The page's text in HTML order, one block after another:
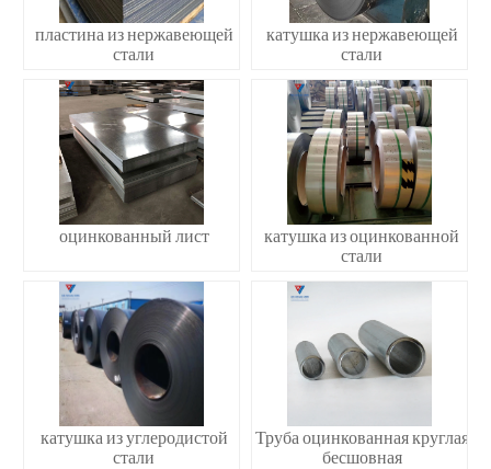
пластина из нержавеющей
стали
катушка из нержавеющей
стали
оцинкованный лист
катушка из оцинкованной
стали
катушка из углеродистой
стали
Труба оцинкованная круглая
бесшовная